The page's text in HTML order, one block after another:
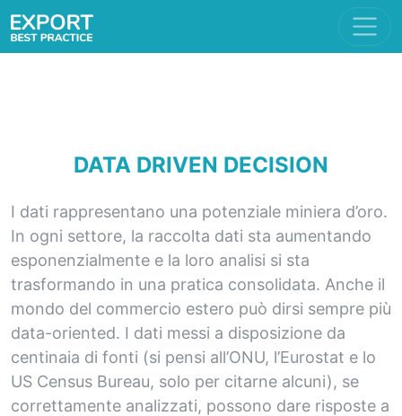
DATA DRIVEN DECISION
I dati rappresentano una potenziale miniera d’oro.
In ogni settore, la raccolta dati sta aumentando
esponenzialmente e la loro analisi si sta
trasformando in una pratica consolidata. Anche il
mondo del commercio estero può dirsi sempre più
data-oriented. I dati messi a disposizione da
centinaia di fonti (si pensi all’ONU, l’Eurostat e lo
US Census Bureau, solo per citarne alcuni), se
correttamente analizzati, possono dare risposte a